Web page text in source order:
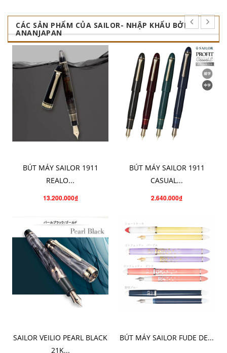
CÁC SẢN PHẨM CỦA SAILOR- NHẬP KHẨU BỞI
ANANJAPAN
BÚT MÁY SAILOR 1911
REALO...
13.200.000₫
SAILOR VEILIO PEARL BLACK
21K...
BÚT MÁY SAILOR 1911
CASUAL...
2.640.000₫
BÚT MÁY SAILOR FUDE DE...